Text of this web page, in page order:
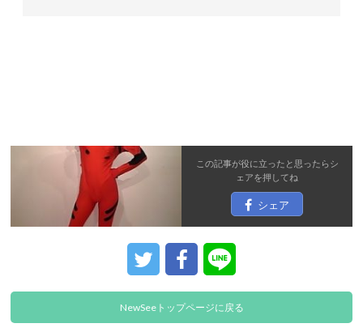
この記事が役に立ったと思ったらシ
ェアを押してね
シェア
NewSeeトップページに戻る